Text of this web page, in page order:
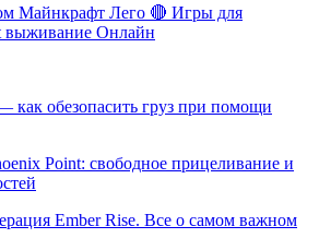
Майнкрафт Лего 🔴 Игры для
выживание Онлайн
как обезопасить груз при помощи
Point: свободное прицеливание и
Ember Rise. Все о самом важном